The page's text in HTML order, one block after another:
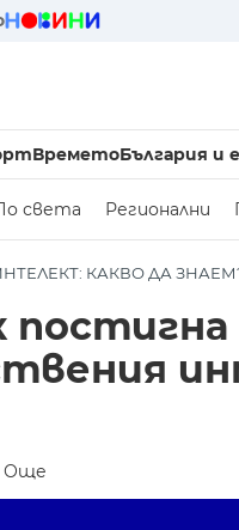
ВреметоБългария и
света Регионални
КАКВО ДА
Още